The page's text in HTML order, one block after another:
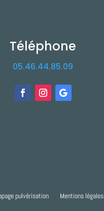
Téléphone
05.46.44.85.09
pulvérisation Mentions légales